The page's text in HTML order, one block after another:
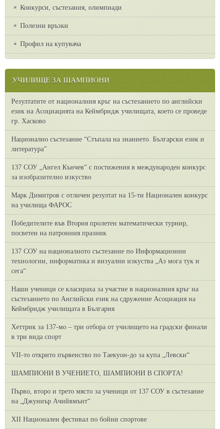
Конкурси, състезания, олимпиади
Полезни връзки
Профил на купувача
УЧИЛИЩЕ ЗА ШАМПИОНИ
Резултатите от националния кръг на състезанието по английски
език на Асоциацията на Кеймбридж училищата, което се проведе
гр. Хасково
Национално състезание “Стъпала на знанието. Български език и
литература”
137 СОУ „Ангел Кънчев“ с постижения в международен конкурс
за изобразително изкуство
Марк Димитров с отличен резултат на 15-ти Национален конкурс
на училища ФАРОС
Победителите във Втория пролетен математически турнир,
посветен на патронния празник
137 СОУ на националното състезание по Информационни
технологии, информатика и визуални изкуства „Аз мога тук и
сега“
Наши ученици се класираха за участие в националния кръг на
състезанието по Английски език на сдружение Асоциация на
Кеймбридж училищата в България
Хеттрик за 137-мо – три отбора от училището на градски финали
в три вида спорт
VII-то открито първенство по Таекуон-до за купа „Левски“
ШАМПИОНИ В УЧЕНИЕТО, ШАМПИОНИ В СПОРТА!
Първо, второ и трето място за ученици от 137 СОУ в състезание
на „Джуниър Ачийвмънт“
XII Национален фестивал по бойни спортове